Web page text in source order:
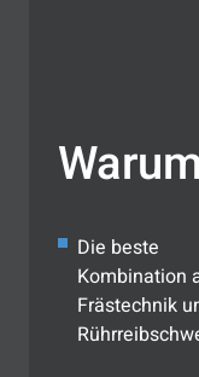
Warum
Die beste
Kombination
Frästechnik